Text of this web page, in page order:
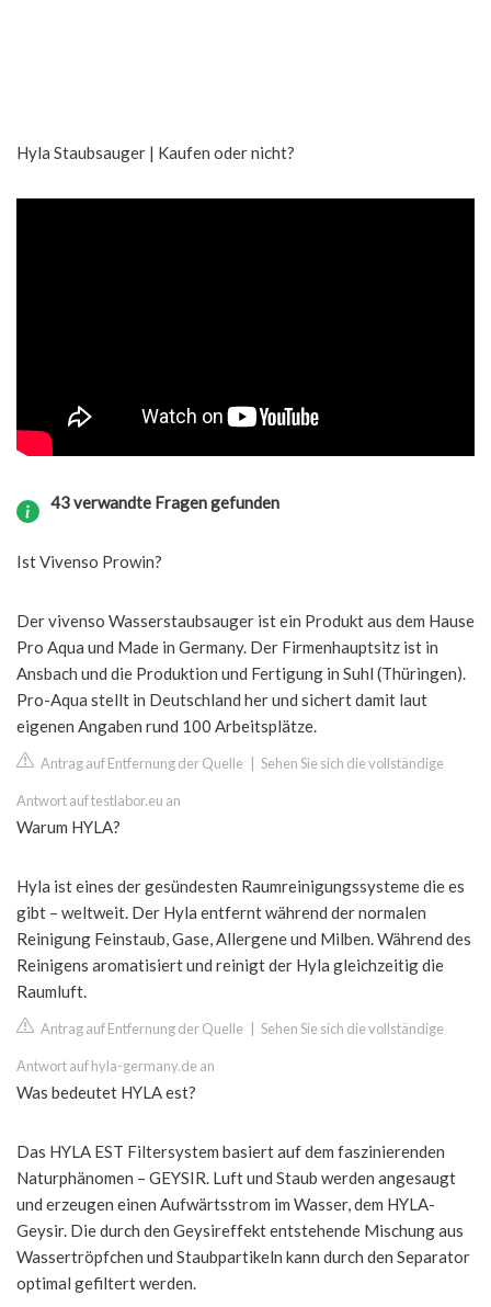
Hyla Staubsauger | Kaufen oder nicht?
43 verwandte Fragen gefunden
Ist Vivenso Prowin?
Der vivenso Wasserstaubsauger ist ein Produkt aus dem Hause
Pro Aqua und Made in Germany. Der Firmenhauptsitz ist in
Ansbach und die Produktion und Fertigung in Suhl (Thüringen).
Pro-Aqua stellt in Deutschland her und sichert damit laut
eigenen Angaben rund 100 Arbeitsplätze.
Antrag auf Entfernung der Quelle Sehen Sie sich die vollständige
Antwort auf testlabor.eu an
Warum HYLA?
Hyla ist eines der gesündesten Raumreinigungssysteme die es
gibt – weltweit. Der Hyla entfernt während der normalen
Reinigung Feinstaub, Gase, Allergene und Milben. Während des
Reinigens aromatisiert und reinigt der Hyla gleichzeitig die
Raumluft.
Antrag auf Entfernung der Quelle Sehen Sie sich die vollständige
Antwort auf hyla-germany.de an
Was bedeutet HYLA est?
Das HYLA EST Filtersystem basiert auf dem faszinierenden
Naturphänomen – GEYSIR. Luft und Staub werden angesaugt
und erzeugen einen Aufwärtsstrom im Wasser, dem HYLA-
Geysir. Die durch den Geysireffekt entstehende Mischung aus
Wassertröpfchen und Staubpartikeln kann durch den Separator
optimal gefiltert werden.